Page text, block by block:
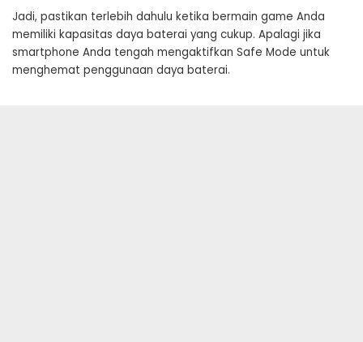
Jadi, pastikan terlebih dahulu ketika bermain game Anda
memiliki kapasitas daya baterai yang cukup. Apalagi jika
smartphone Anda tengah mengaktifkan Safe Mode untuk
menghemat penggunaan daya baterai.